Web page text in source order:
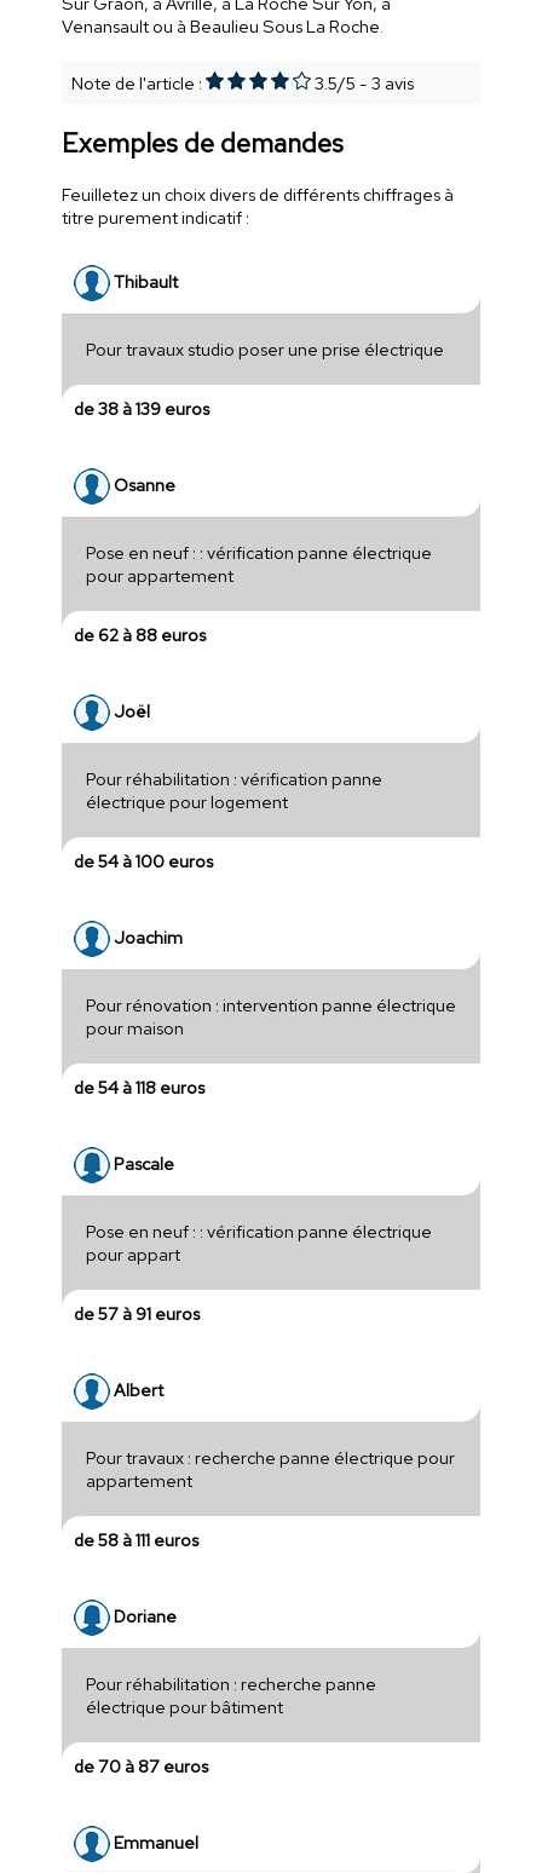
Venansault ou à Beaulieu Sous La Roche.
Note de l'article : 3.5/5 - 3 avis
Exemples de demandes
Feuilletez un choix divers de différents chiffrages à
titre purement indicatif :
Thibault
Pour travaux studio poser une prise électrique
de 38 à 139 euros
Osanne
Pose en neuf : : vérification panne électrique
pour appartement
de 62 à 88 euros
Joël
Pour réhabilitation : vérification panne
électrique pour logement
de 54 à 100 euros
Joachim
Pour rénovation : intervention panne électrique
pour maison
de 54 à 118 euros
Pascale
Pose en neuf : : vérification panne électrique
pour appart
de 57 à 91 euros
Albert
Pour travaux : recherche panne électrique pour
appartement
de 58 à 111 euros
Doriane
Pour réhabilitation : recherche panne
électrique pour bâtiment
de 70 à 87 euros
Emmanuel